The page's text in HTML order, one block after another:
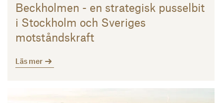
Beckholmen - en strategisk pusselbit
i Stockholm och Sveriges
motståndskraft
Läs mer